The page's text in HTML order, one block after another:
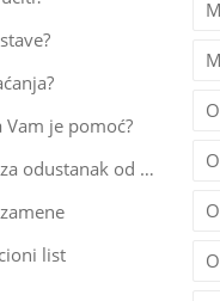
Vam je pomoć?
Obrazac za odustanak od kupovine
list